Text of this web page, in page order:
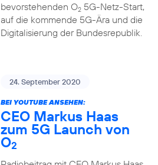
bevorstehenden O25G-Netz-Start,
auf die kommende 5G-Ära und die
Digitalisierung der Bundesrepublik.
24. September 2020
BEI YOUTUBE ANSEHEN:
CEO Markus Haas
zum 5G Launch von
O2